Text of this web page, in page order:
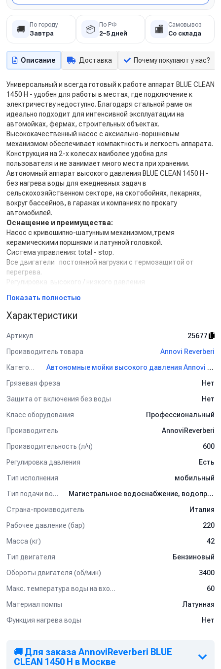
🚚 По городу
Завтра 📦 По РФ
2–5 дней 🏬 Самовывоз
Со склада
Описание Доставка Почему покупают у нас?
Универсальный и всегда готовый к работе аппарат BLUE CLEAN
1450 H - удобен для работы в местах, где подключение к
электричеству недоступно. Благодаря стальной раме он
идеально подходит для интенсивной эксплуатации на
автомойках, фермах, строительных объектах.
Высококачественный насос с аксиально-поршневым
механизмом обеспечивает компактность и легкость аппарата.
Конструкция на 2-х колесах наиболее удобна для
пользователя и не занимает много места при хранении.
Автономный аппарат высокого давления BLUE CLEAN 1450 H -
без нагрева воды для ежедневных задач в
сельскохозяйственном секторе, на скотобойнях, пекарнях,
вокруг бассейнов, в гаражах и компаниях по прокату
автомобилей.
Оснащение и преимущества:
Насос с кривошипно-шатунным механизмом,тремя
керамическими поршнями и латунной головкой.
Система управления: total - stop.
Все двигатели постоянной нагрузки с термозащитой от
перегрева.
Регулировка высокого / низкого давления
Антивибрационная металлическая рама
манометр и термоклапан
Honda бензиновый двигатель
уровень масла для двигателя
легкое техническое обслуживание и замена масла
Крючки для аксессуаров
Комплект поставки:
Пистолет
Шланг высокого давления 10 м
Форсунка
Показать полностью
Характеристики
Артикул
25677
Производитель товара
Annovi Reverberi
Категория
Автономные мойки высокого давления Annovi Reverberi
Грязевая фреза
Нет
Защита от включения без воды
Нет
Класс оборудования
Профессиональный
Производитель
AnnoviReverberi
Производительность (л/ч)
600
Регулировка давления
Есть
Тип исполнения
мобильный
Тип подачи воды
Магистральное водоснабжение, водопровод
Страна-производитель
Италия
Рабочее давление (бар)
220
Масса (кг)
42
Тип двигателя
Бензиновый
Обороты двигателя (об/мин)
3400
Макс. температура воды на входе (°C)
60
Материал помпы
Латунная
Функция нагрева воды
Нет
🚚 Для заказа AnnoviReverberi BLUE
CLEAN 1450 H в Москве